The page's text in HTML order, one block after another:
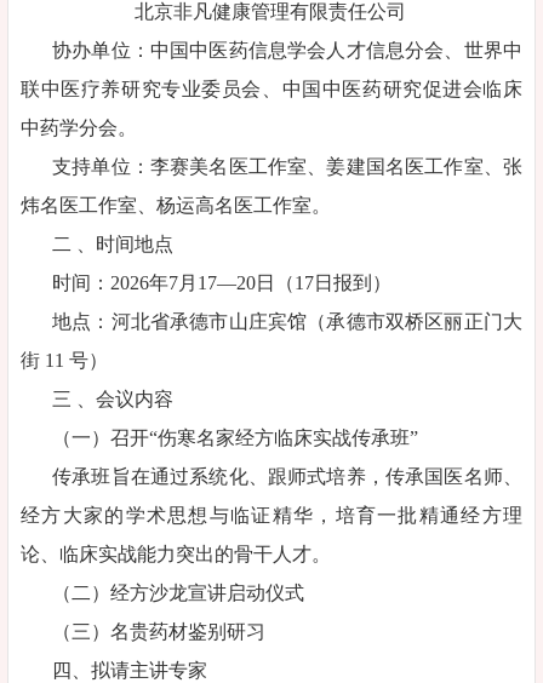
北京非凡健康管理有限责任公司
协办单位：中国中医药信息学会人才信息分会、世界中
联中医疗养研究专业委员会、中国中医药研究促进会临床
中药学分会。
支持单位：李赛美名医工作室、姜建国名医工作室、张
炜名医工作室、杨运高名医工作室。
二 、时间地点
时间：2026年7月17—20日（17日报到）
地点：河北省承德市山庄宾馆（承德市双桥区丽正门大
街 11 号）
三 、会议内容
（一）召开“伤寒名家经方临床实战传承班”
传承班旨在通过系统化、跟师式培养，传承国医名师、
经方大家的学术思想与临证精华，培育一批精通经方理
论、临床实战能力突出的骨干人才。
（二）经方沙龙宣讲启动仪式
（三）名贵药材鉴别研习
四、拟请主讲专家